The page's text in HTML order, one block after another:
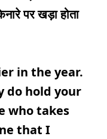
पर खड़ा होता
in the year.
do hold your
who takes
that I